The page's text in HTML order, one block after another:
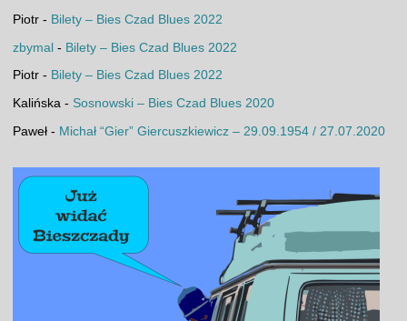
Piotr- Bilety – Bies Czad Blues 2022
zbymal- Bilety – Bies Czad Blues 2022
Piotr- Bilety – Bies Czad Blues 2022
Kalińska- Sosnowski – Bies Czad Blues 2020
Paweł- Michał “Gier” Giercuszkiewicz – 29.09.1954 / 27.07.2020